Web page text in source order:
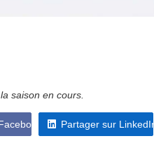
saison en cours.
Partager sur LinkedIn